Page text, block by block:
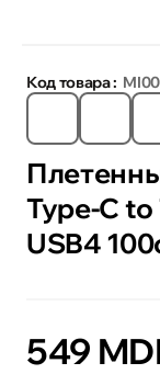
Код товара :
Type-C
USB4
549